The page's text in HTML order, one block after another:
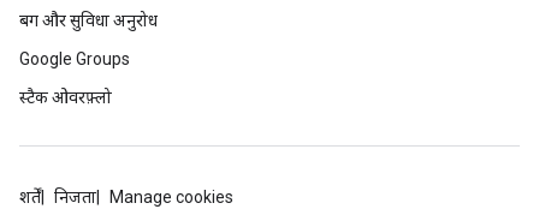
बग और सुविधा अनुरोध
Google Groups
स्टैक ओवरफ़्लो
शर्तें निजता Manage cookies